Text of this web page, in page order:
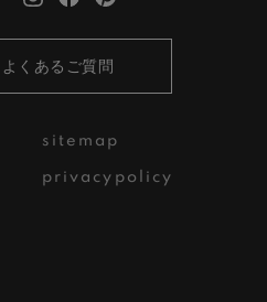
sitemap
privacypolicy
よくあるご質問